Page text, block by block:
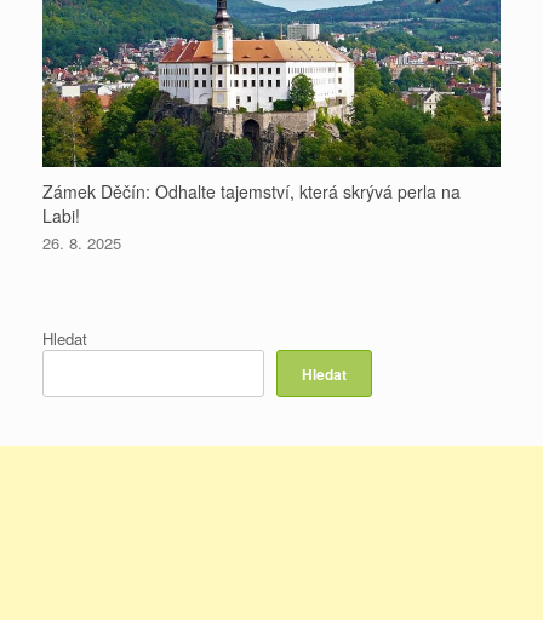
Zámek Děčín: Odhalte tajemství, která skrývá perla na
Labi!
26. 8. 2025
Hledat
Hledat